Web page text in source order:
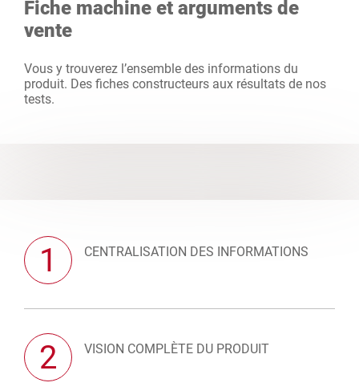
Fiche machine et arguments de
vente
Vous y trouverez l’ensemble des informations du
produit. Des fiches constructeurs aux résultats de nos
tests.
1 CENTRALISATION DES INFORMATIONS
2 VISION COMPLÈTE DU PRODUIT